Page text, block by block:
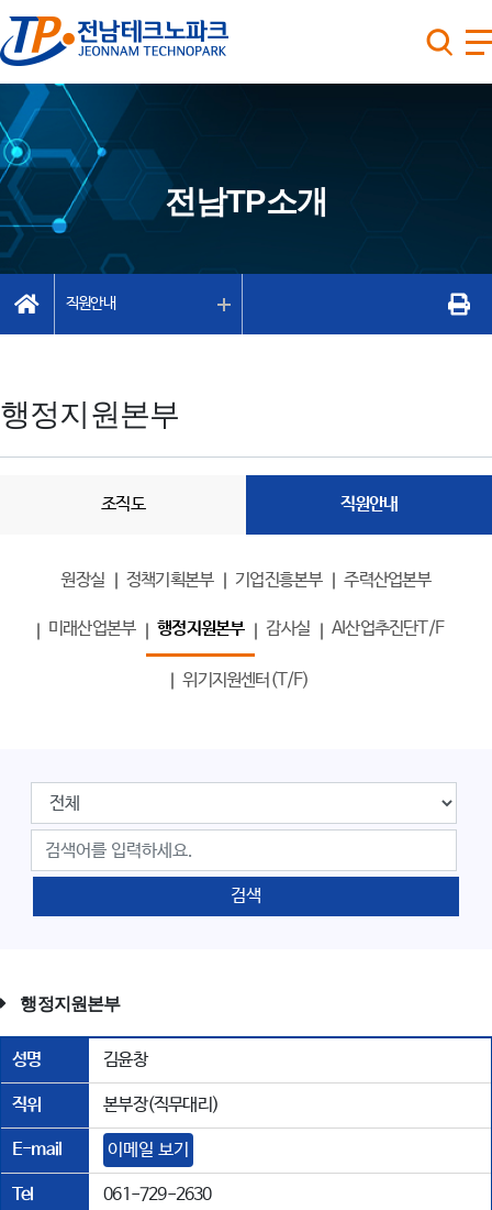
전남TP소개
직원안내
행정지원본부
조직도 직원안내
원장실 정책기획본부 기업진흥본부 주력산업본부
미래산업본부 행정지원본부 감사실 AI산업추진단T/F
위기지원센터(T/F)
검색
행정지원본부
성명 김윤창
직위 본부장(직무대리)
E-mail 이메일 보기
Tel 061-729-2630